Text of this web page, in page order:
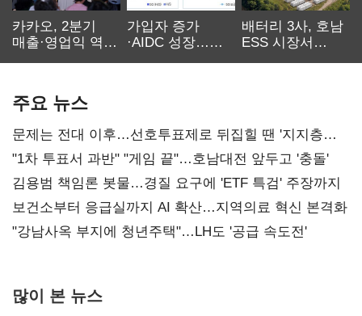
카카오, 2분기
매출·영업익 역대
가입자 증가
·AIDC 성장…
배터리 3사, 호남
ESS 시장서
주요 뉴스
문제는 전대 이후…선호투표제로 뒤집힐 땐 '지지층
불복'
"1차 투표서 과반" "게임 끝"…호남대전 앞두고 '충돌'
김용범 책임론 봇물…경질 요구에 'ETF 특검' 주장까지
보건소부터 응급실까지 AI 확산…지역의료 혁신 본격화
"강남사옥 부지에 청년주택"…LH도 '공급 속도전'
많이 본 뉴스